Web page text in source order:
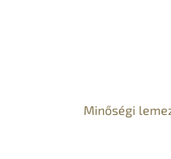
Minőségi